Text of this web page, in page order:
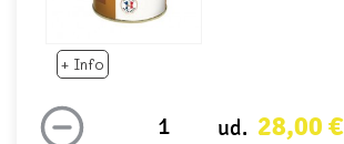
+ Info
ud. 28,00 €